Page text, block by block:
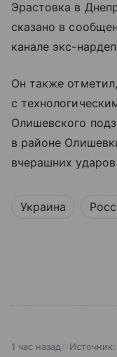
Эрастовка в
сказано в
канале экс-
Он также
с
Олишевского
в районе
вчерашних
Украина
1 час назад Источник: